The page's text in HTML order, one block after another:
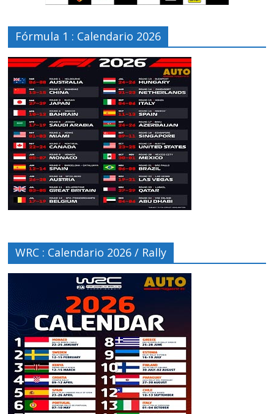
Fórmula 1 : Calendario 2026
WRC : Calendario 2026 / Rally